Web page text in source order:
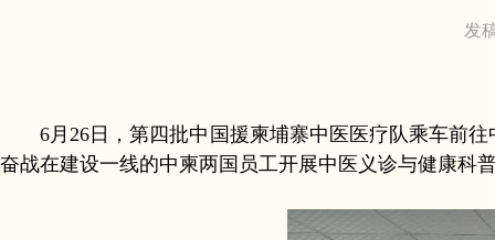
发
6月26日，第四批中国援柬埔寨中医医疗队乘车前
奋战在建设一线的中柬两国员工开展中医义诊与健康科